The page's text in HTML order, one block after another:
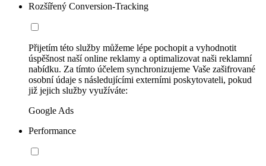
Rozšířený Conversion-Tracking
Přijetím této služby můžeme lépe pochopit a vyhodnotit
úspěšnost naší online reklamy a optimalizovat naši reklamní
nabídku. Za tímto účelem synchronizujeme Vaše zašifrované
osobní údaje s následujícími externími poskytovateli, pokud
již jejich služby využíváte:
Google Ads
Performance